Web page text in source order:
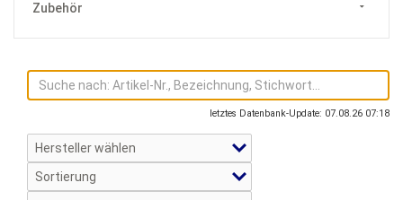
Zubehör
letztes Datenbank-Update: 07.08.26 07:18